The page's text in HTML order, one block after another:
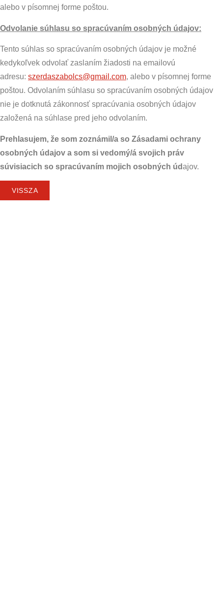
alebo v písomnej forme poštou.
Odvolanie súhlasu so spracúvaním osobných údajov:
Tento súhlas so spracúvaním osobných údajov je možné
kedykoľvek odvolať zaslaním žiadosti na emailovú
adresu: szerdaszabolcs@gmail.com, alebo v písomnej forme
poštou. Odvolaním súhlasu so spracúvaním osobných údajov
nie je dotknutá zákonnosť spracúvania osobných údajov
založená na súhlase pred jeho odvolaním.
Prehlasujem, že som zoznámil/a so Zásadami ochrany
osobných údajov a som si vedomý/á svojich práv
súvisiacich so spracúvaním mojich osobných údajov.
VISSZA